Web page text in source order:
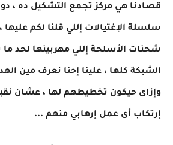
قصادنا هي مركز تجمع التشكيل ده ،
سلسلة الإغتيالات إللي قلنا لكم عليها
شحنات الأسلحة إللي مهربينها لحد
الشبكة كلها ، علينا إحنا نعرف مين
وإزاى حيكون تخطيطهم لها ، عشان
إرتكاب أى عمل إرهابي منهم ...